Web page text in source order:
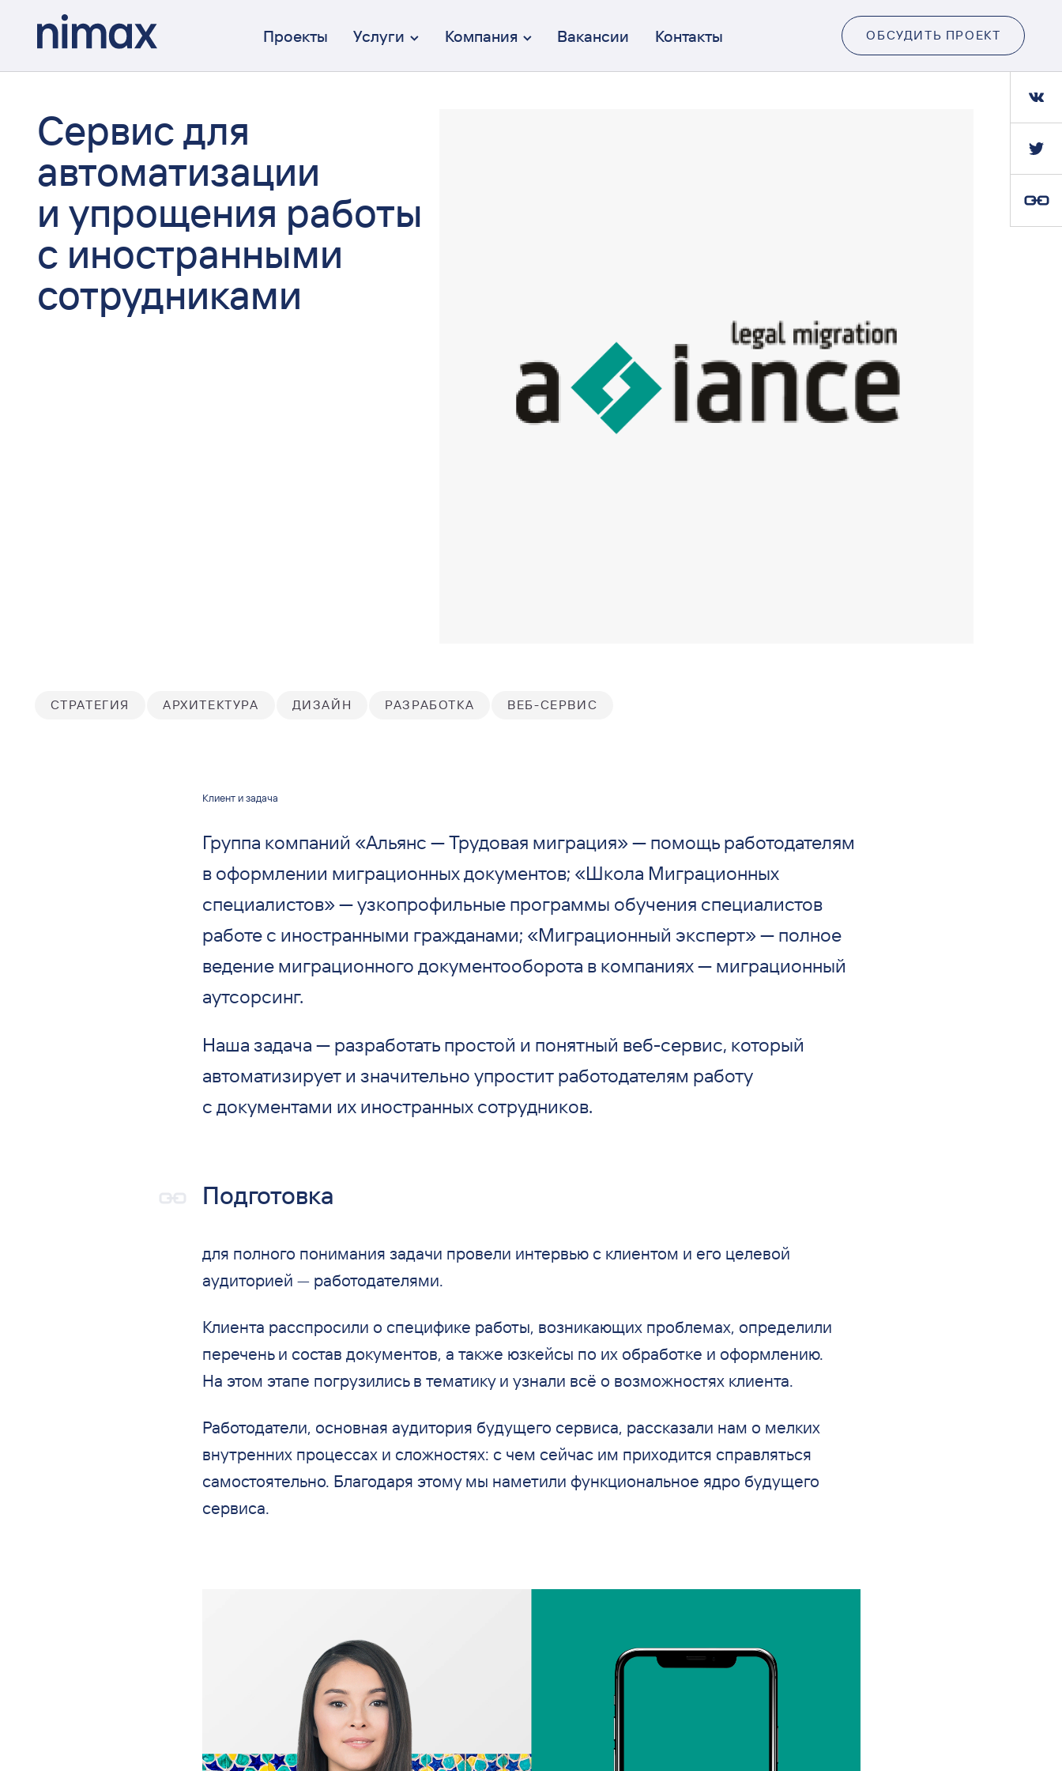
Проекты Услуги
Осмысленный и эстетичный
Веб-разработка
Компания Вакансии Контакты ОБСУДИТЬ ПРОЕКТ
Сервис для
автоматизации
и упрощения работы
с иностранными
сотрудниками
СТРАТЕГИЯ АРХИТЕКТУРА ДИЗАЙН РАЗРАБОТКА ВЕБ-СЕРВИС
Клиент и задача
Группа компаний «Альянс — Трудовая миграция» — помощь работодателям
в оформлении миграционных документов; «Школа Миграционных
специалистов» — узкопрофильные программы обучения специалистов
работе с иностранными гражданами; «Миграционный эксперт» — полное
ведение миграционного документооборота в компаниях — миграционный
аутсорсинг.
Наша задача — разработать простой и понятный веб-сервис, который
автоматизирует и значительно упростит работодателям работу
с документами их иностранных сотрудников.
Подготовка
для полного понимания задачи провели интервью с клиентом и его целевой
аудиторией —работодателями.
Клиента расспросили о специфике работы, возникающих проблемах, определили
перечень и состав документов, а также юзкейсы по их обработке и оформлению.
На этом этапе погрузились в тематику и узнали всё о возможностях клиента.
Работодатели, основная аудитория будущего сервиса, рассказали нам о мелких
внутренних процессах и сложностях: с чем сейчас им приходится справляться
самостоятельно. Благодаря этому мы наметили функциональное ядро будущего
сервиса.